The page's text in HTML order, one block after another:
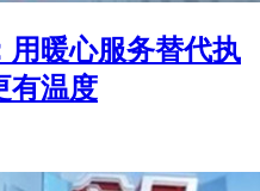
用暖心服务替代执
有温度